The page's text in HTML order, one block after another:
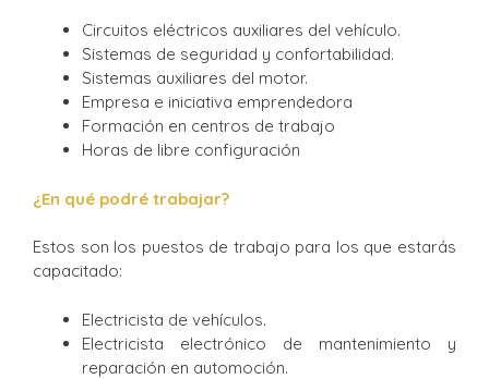
Circuitos eléctricos auxiliares del vehículo.
Sistemas de seguridad y confortabilidad.
Sistemas auxiliares del motor.
Empresa e iniciativa emprendedora
Formación en centros de trabajo
Horas de libre configuración
¿En qué podré trabajar?
Estos son los puestos de trabajo para los que estarás
capacitado:
Electricista de vehículos.
Electricista electrónico de mantenimiento y
reparación en automoción.